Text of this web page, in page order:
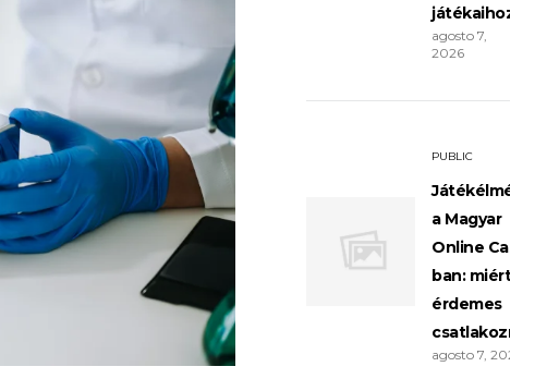
játékaihoz
agosto 7,
2026
PUBLIC
a Magyar
Online Casino-
ban: miért
érdemes
csatlakozni?
agosto 7, 2026